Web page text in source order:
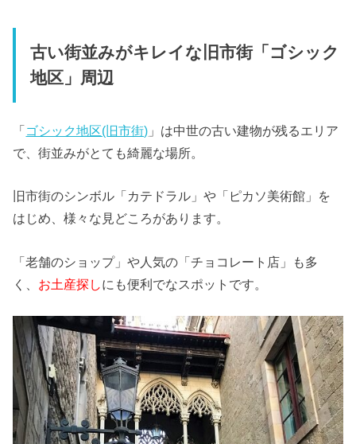
古い街並みがキレイな旧市街「ゴシック
地区」周辺
「ゴシック地区(旧市街) 」は中世の古い建物が残るエリア
で、街並みがとても綺麗な場所。
旧市街のシンボル「カテドラル」や「ピカソ美術館」を
はじめ、様々な見どころがあります。
「老舗のショップ」や人気の「チョコレート店」も多
く、 お土産探しにも便利でなスポットです。